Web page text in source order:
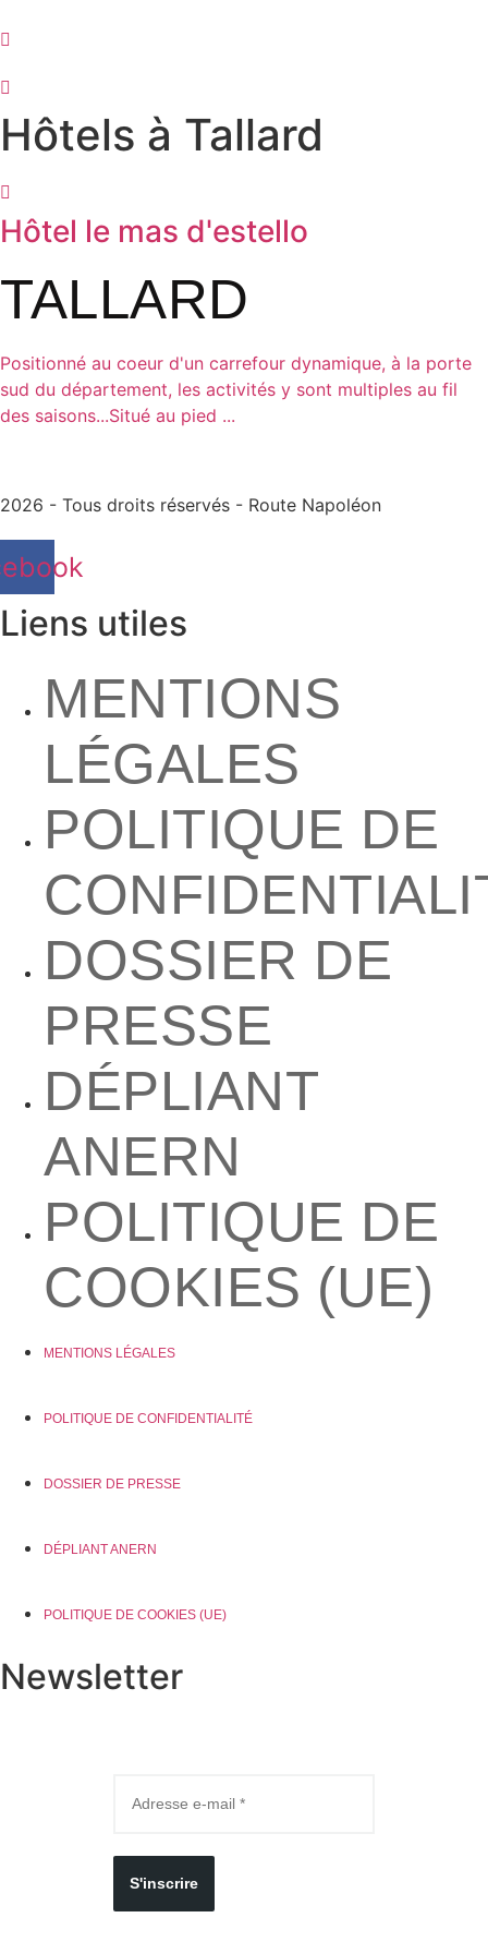
au
Hôtels à Tallard
Hôtel le mas d'estello
TALLARD
Positionné au coeur d'un carrefour dynamique, à la porte
sud du département, les activités y sont multiples au fil
des saisons...Situé au pied ...
2026 - Tous droits réservés - Route Napoléon
Liens utiles
MENTIONS
LÉGALES
POLITIQUE DE
DOSSIER DE
PRESSE
DÉPLIANT
ANERN
POLITIQUE DE
COOKIES (UE)
MENTIONS LÉGALES
POLITIQUE DE CONFIDENTIALITÉ
DOSSIER DE PRESSE
DÉPLIANT ANERN
POLITIQUE DE COOKIES (UE)
Newsletter
S'inscrire